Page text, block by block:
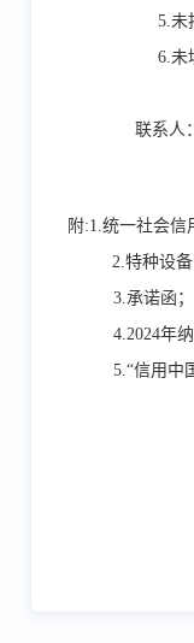
5.未
6.未
联
附:1.统一社会
2.特种设
3.承诺函；
4.2024年
5.“信用中